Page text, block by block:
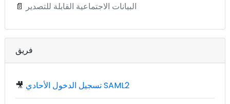
📄 البيانات الاجتماعية القابلة للتصدير
فريق
🎥 تسجيل الدخول الأحادي SAML2